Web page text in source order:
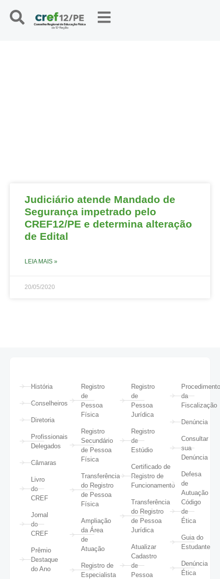
Judiciário atende Mandado de
Segurança impetrado pelo
CREF12/PE e determina alteração
de Edital
LEIA MAIS »
20/05/2020
História
Conselheiros
Diretoria
Profissionais
Delegados
Câmaras
Livro
do
CREF
Jornal
do
CREF
Prêmio
Destaque
do Ano
Registro
de
Pessoa
Física
Registro
Secundário
de Pessoa
Física
Transferência
do Registro
de Pessoa
Física
Ampliação
da Área
de
Atuação
Registro de
Especialista
Registro
de
Pessoa
Jurídica
Registro
de
Estúdio
Certificado de
Registro de
Funcionamento
Transferência
do Registro
de Pessoa
Jurídica
Atualizar
Cadastro
de
Pessoa
da
Fiscalização
Denúncia
Consultar
sua
Denúncia
Defesa
de
Autuação
Código
de
Ética
Guia do
Estudante
Denúncia
Ética